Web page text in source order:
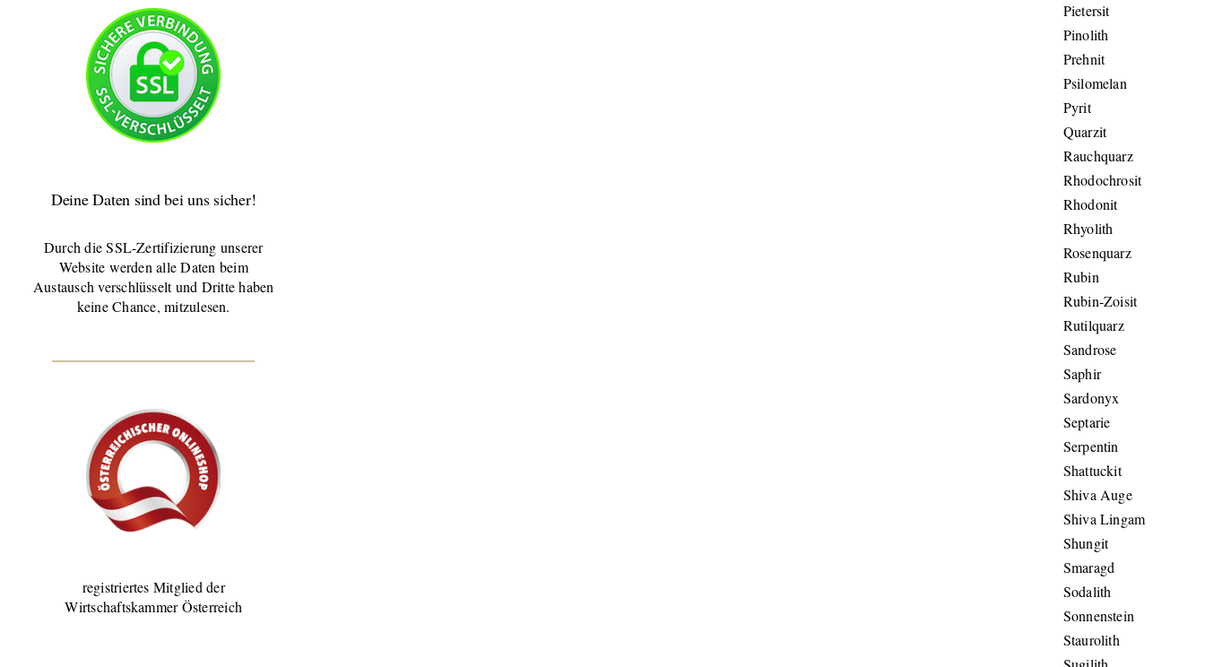
Deine Daten sind bei uns sicher!
Durch die SSL-Zertifizierung unserer
Website werden alle Daten beim
Austausch verschlüsselt und Dritte haben
keine Chance, mitzulesen.
registriertes Mitglied der
Wirtschaftskammer Österreich
Pietersit
Pinolith
Prehnit
Psilomelan
Pyrit
Quarzit
Rauchquarz
Rhodochrosit
Rhodonit
Rhyolith
Rosenquarz
Rubin
Rubin-Zoisit
Rutilquarz
Sandrose
Saphir
Sardonyx
Septarie
Serpentin
Shattuckit
Shiva Auge
Shiva Lingam
Shungit
Smaragd
Sodalith
Sonnenstein
Staurolith